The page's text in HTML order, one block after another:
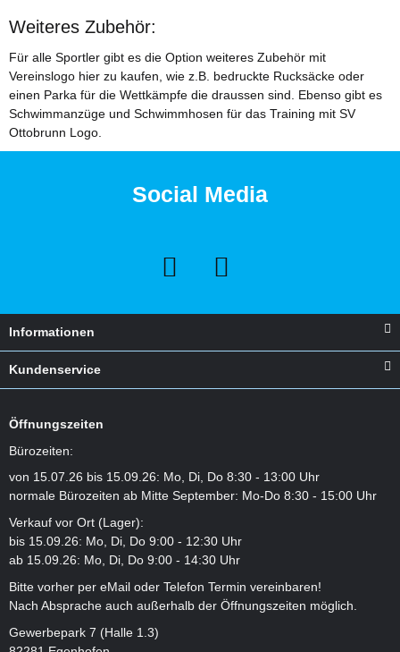
Anhand dieses Quizes wirst du feststellen können,
welche Art Schwimmbrille am besten geeignet ist für
dich. Probiere es gleich mal aus.
Arena Powerskin Impulso aus? Hier erfährst
Weiter
Welcher Carbon Anzug ist der Richtige für mich?
„Welcher Carbon Anzug ist für mich am besten geeignet?“
Erfahre hier mehr über dieses Thema.
Weiter
Arena - Core FX
Stark komprimierend und außergewöhnliche Stabilität in der
Körpermitte. Erfahre mehr über den Core FX.
Weiteres Zubehör:
Für alle Sportler gibt es die Option weiteres Zubehör mit
Vereinslogo hier zu kaufen, wie z.B. bedruckte Rucksäcke oder
einen Parka für die Wettkämpfe die draussen sind. Ebenso gibt es
Schwimmanzüge und Schwimmhosen für das Training mit SV
Ottobrunn Logo.
Social Media
Informationen
Kundenservice
Öffnungszeiten
Bürozeiten:
von 15.07.26 bis 15.09.26: Mo, Di, Do 8:30 - 13:00 Uhr
normale Bürozeiten ab Mitte September: Mo-Do 8:30 - 15:00 Uhr
Verkauf vor Ort (Lager):
bis 15.09.26: Mo, Di, Do 9:00 - 12:30 Uhr
ab 15.09.26: Mo, Di, Do 9:00 - 14:30 Uhr
Bitte vorher per eMail oder Telefon Termin vereinbaren!
Nach Absprache auch außerhalb der Öffnungszeiten möglich.
Gewerbepark 7 (Halle 1.3)